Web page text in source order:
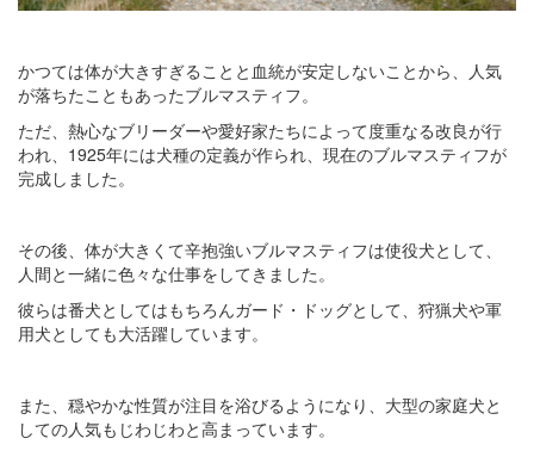
かつては体が大きすぎることと血統が安定しないことから、人気
が落ちたこともあったブルマスティフ。
ただ、熱心なブリーダーや愛好家たちによって度重なる改良が行
われ、1925年には犬種の定義が作られ、現在のブルマスティフが
完成しました。
その後、体が大きくて辛抱強いブルマスティフは使役犬として、
人間と一緒に色々な仕事をしてきました。
彼らは番犬としてはもちろんガード・ドッグとして、狩猟犬や軍
用犬としても大活躍しています。
また、穏やかな性質が注目を浴びるようになり、大型の家庭犬と
しての人気もじわじわと高まっています。